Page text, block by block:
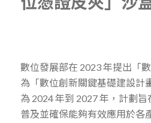
數位發展部在 2023 年提出「
為「數位創新關鍵基礎建設計
為 2024 年到 2027 年，計劃
普及並確保能夠有效應用於各